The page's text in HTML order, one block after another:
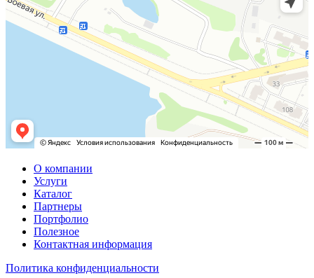
О компании
Услуги
Каталог
Партнеры
Портфолио
Полезное
Контактная информация
Политика конфиденциальности